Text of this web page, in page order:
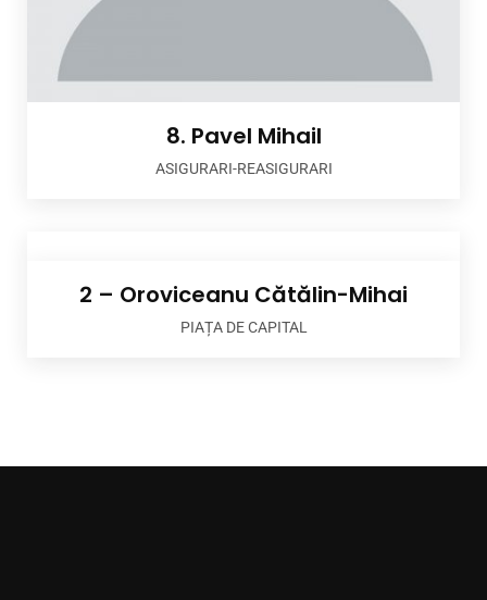
8. Pavel Mihail
ASIGURARI-REASIGURARI
2 – Oroviceanu Cătălin-Mihai
PIAȚA DE CAPITAL